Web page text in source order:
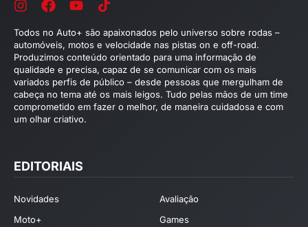
Todos no Auto+ são apaixonados pelo universo sobre rodas –
automóveis, motos e velocidade nas pistas on e off-road.
Produzimos conteúdo orientado para uma informação de
qualidade e precisa, capaz de se comunicar com os mais
variados perfis de público – desde pessoas que mergulham de
cabeça no tema até os mais leigos. Tudo pelas mãos de um time
comprometido em fazer o melhor, de maneira cuidadosa e com
um olhar criativo.
EDITORIAIS
Novidades
Avaliação
Moto+
Games